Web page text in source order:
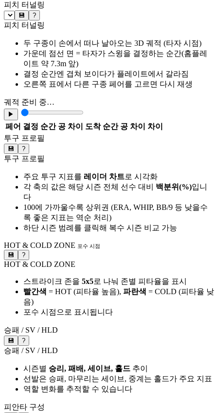
피치 터널링
💾 ?
피치 터널링
두 구종이 손에서 떠나 날아오는 3D 궤적 (타자 시점)
가운데 점선 면 = 타자가 스윙을 결정하는 순간(홈플레
이트 약 7.3m 앞)
결정 순간엔 겹쳐 보이다가 플레이트에서 갈라짐
오른쪽 표에서 다른 구종 페어를 고르면 다시 재생
궤적 준비 중…
▶
페어 결정 순간 공 차이 도착 순간 공 차이
차이
투구 프로필
💾 ?
투구 프로필
주요 투구 지표를 레이더 차트로 시각화
각 축의 값은 해당 시즌 전체 선수 대비 백분위(%)입니
다
100에 가까울수록 상위권 (ERA, WHIP, BB/9 등 낮을수
록 좋은 지표는 역순 처리)
하단 시즌 범례를 클릭해 복수 시즌 비교 가능
HOT & COLD ZONE 포수 시점
💾 ?
HOT & COLD ZONE
스트라이크 존을 5x5로 나눠 존별 피타율을 표시
빨간색 = HOT (피타율 높음), 파란색 = COLD (피타율 낮
음)
포수 시점으로 표시됩니다
승패 / SV / HLD
💾 ?
승패 / SV / HLD
시즌별 승리, 패배, 세이브, 홀드 추이
선발은 승패, 마무리는 세이브, 중계는 홀드가 주요 지표
역할 변화를 추적할 수 있습니다
피안타 구성